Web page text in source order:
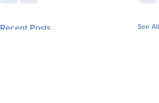
Recent Posts See All